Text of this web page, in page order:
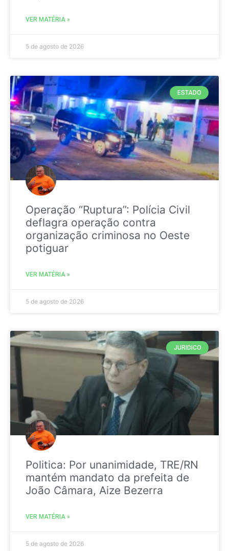
VER MATÉRIA »
5 de agosto de 2026
ESTADO
Operação “Ruptura”: Polícia Civil
deflagra operação contra
organização criminosa no Oeste
potiguar
VER MATÉRIA »
5 de agosto de 2026
JURIDICO
Politica: Por unanimidade, TRE/RN
mantém mandato da prefeita de
João Câmara, Aize Bezerra
VER MATÉRIA »
5 de agosto de 2026